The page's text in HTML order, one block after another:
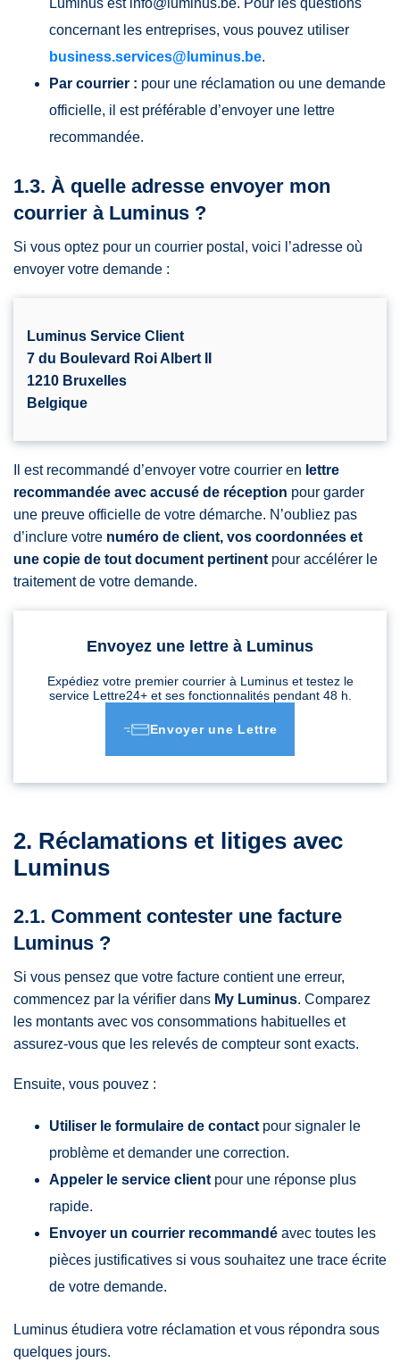
Luminus est info@luminus.be. Pour les questions
concernant les entreprises, vous pouvez utiliser
business.services@luminus.be.
Par courrier : pour une réclamation ou une demande
officielle, il est préférable d’envoyer une lettre
recommandée.
1.3. À quelle adresse envoyer mon
courrier à Luminus ?
Si vous optez pour un courrier postal, voici l’adresse où
envoyer votre demande :
Luminus Service Client
7 du Boulevard Roi Albert II
1210 Bruxelles
Belgique
Il est recommandé d’envoyer votre courrier en lettre
recommandée avec accusé de réception pour garder
une preuve officielle de votre démarche. N’oubliez pas
d’inclure votre numéro de client, vos coordonnées et
une copie de tout document pertinent pour accélérer le
traitement de votre demande.
Envoyez une lettre à Luminus
Expédiez votre premier courrier à Luminus et testez le
service Lettre24+ et ses fonctionnalités pendant 48 h.
Envoyer une Lettre
2. Réclamations et litiges avec
Luminus
2.1. Comment contester une facture
Luminus ?
Si vous pensez que votre facture contient une erreur,
commencez par la vérifier dans My Luminus. Comparez
les montants avec vos consommations habituelles et
assurez-vous que les relevés de compteur sont exacts.
Ensuite, vous pouvez :
Utiliser le formulaire de contact pour signaler le
problème et demander une correction.
Appeler le service client pour une réponse plus
rapide.
Envoyer un courrier recommandé avec toutes les
pièces justificatives si vous souhaitez une trace écrite
de votre demande.
Luminus étudiera votre réclamation et vous répondra sous
quelques jours.